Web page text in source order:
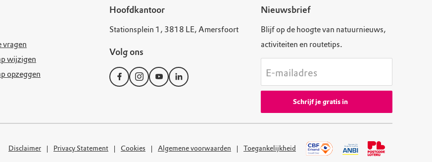
vragen
wijzigen
opzeggen
Hoofdkantoor
Stationsplein 1, 3818 LE, Amersfoort
Volg ons
Nieuwsbrief
Blijf op de hoogte van natuurnieuws,
activiteiten en routetips.
E-mailadres
Schrijf je gratis in
Disclaimer Privacy Statement Cookies Algemene voorwaarden Toegankelijkheid